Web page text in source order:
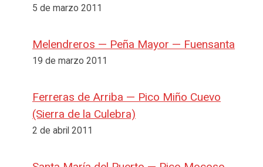
5 de marzo 2011
Melendreros — Peña Mayor — Fuensanta
19 de marzo 2011
Ferreras de Arriba — Pico Miño Cuevo
(Sierra de la Culebra)
2 de abril 2011